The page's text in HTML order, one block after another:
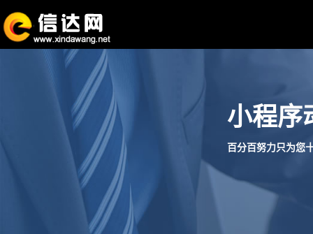
小程序
百分百努力只为您